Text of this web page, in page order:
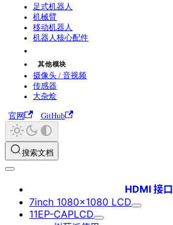
足式机器人
机械臂
移动机器人
机器人核心配件
其他模块
摄像头 / 音视频
传感器
大杂烩
官网 GitHub
搜索文档
HDMI 接口
7inch 1080x1080 LCD
11EP-CAPLCD